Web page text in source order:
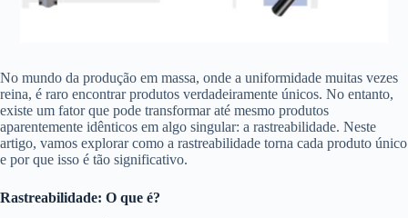
No mundo da produção em massa, onde a uniformidade muitas vezes
reina, é raro encontrar produtos verdadeiramente únicos. No entanto,
existe um fator que pode transformar até mesmo produtos
aparentemente idênticos em algo singular: a rastreabilidade. Neste
artigo, vamos explorar como a rastreabilidade torna cada produto único
e por que isso é tão significativo.
Rastreabilidade: O que é?